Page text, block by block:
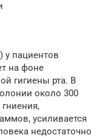
у пациентов
на фоне
гигиены рта. В
около 300
усиливается
недостаточно